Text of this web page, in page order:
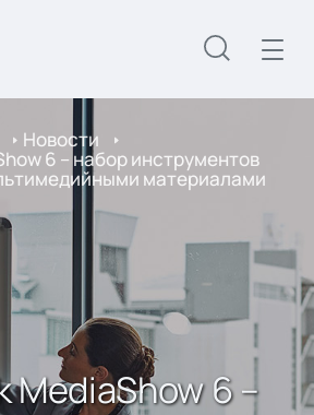
Новости
6 – набор инструментов
материалами
MediaShow 6 –